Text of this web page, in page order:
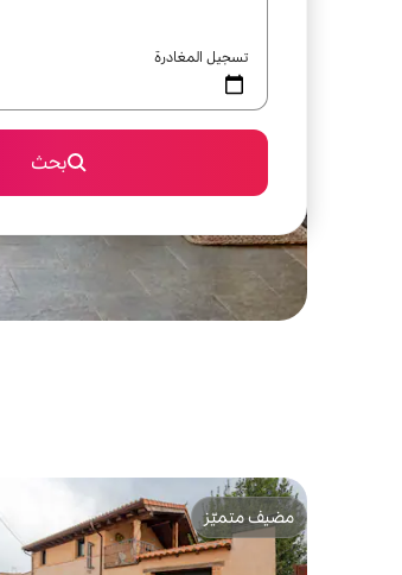
تسجيل المغادرة
بحث
مضيف متميّز
مضيف متميّز